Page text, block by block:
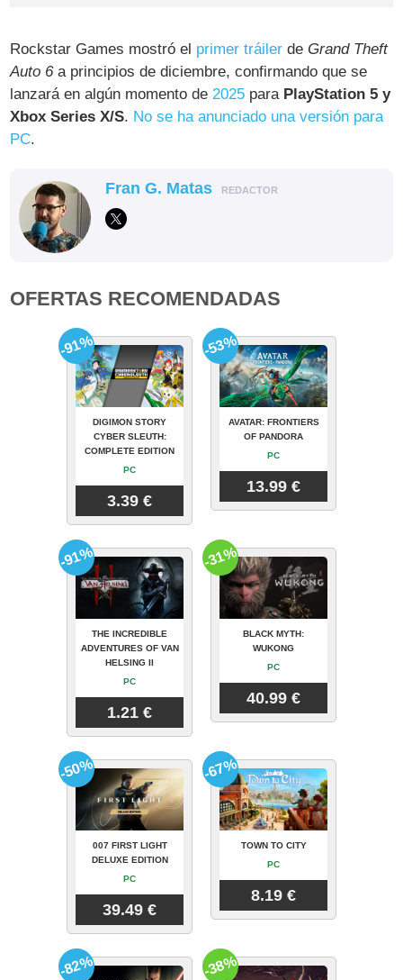
Rockstar Games mostró el primer tráiler deGrand Theft
Auto 6a principios de diciembre, confirmando que se
lanzará en algún momento de2025 para PlayStation 5 y
Xbox Series X/S. No se ha anunciado una versión para
PC.
Fran G. Matas REDACTOR
OFERTAS RECOMENDADAS
DIGIMON STORY
CYBER SLEUTH:
COMPLETE EDITION
PC
3.39 €
-91%
AVATAR: FRONTIERS
OF PANDORA
PC
13.99 €
-53%
THE INCREDIBLE
ADVENTURES OF VAN
HELSING II
PC
1.21 €
-91%
BLACK MYTH:
WUKONG
PC
40.99 €
-31%
007 FIRST LIGHT
DELUXE EDITION
PC
39.49 €
-50%
TOWN TO CITY
PC
8.19 €
-67%
-82% -38%